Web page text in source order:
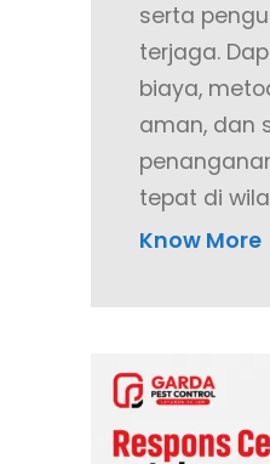
serta
terjaga.
biaya,
aman, dan
tepat di
Know More